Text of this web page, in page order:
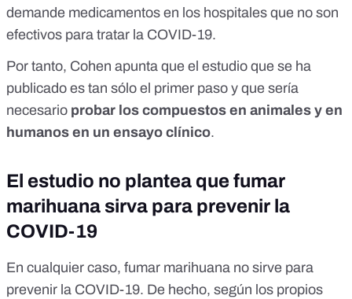
demande medicamentos en los hospitales que no son
efectivos para tratar la COVID-19.
Por tanto, Cohen apunta que el estudio que se ha
publicado es tan sólo el primer paso y que sería
necesario probar los compuestos en animales y en
humanos en un ensayo clínico.
El estudio no plantea que fumar
marihuana sirva para prevenir la
COVID-19
En cualquier caso, fumar marihuana no sirve para
prevenir la COVID-19. De hecho, según los propios